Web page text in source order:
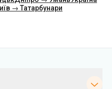
→ Татарбунари